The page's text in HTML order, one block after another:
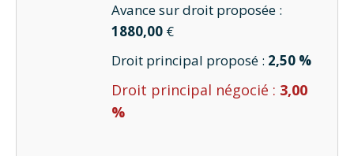
Avance sur droit proposée :
1880,00 €
Droit principal proposé : 2,50 %
Droit principal négocié : 3,00
%